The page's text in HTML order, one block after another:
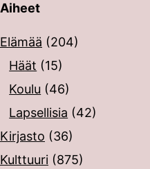
Aiheet
Elämää (204)
Häät (15)
Koulu (46)
Lapsellisia (42)
Kirjasto (36)
Kulttuuri (875)